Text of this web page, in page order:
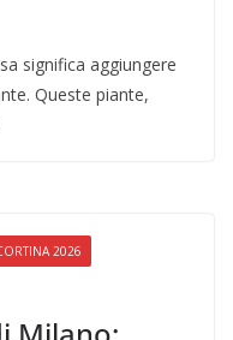
significa aggiungere
Queste piante,
2026